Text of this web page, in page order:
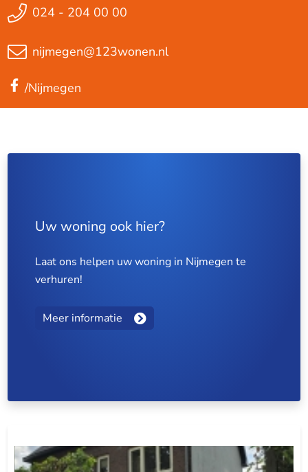
024 - 204 00 00
nijmegen@123wonen.nl
/Nijmegen
Uw woning ook hier?
Laat ons helpen uw woning in Nijmegen te
verhuren!
Meer informatie